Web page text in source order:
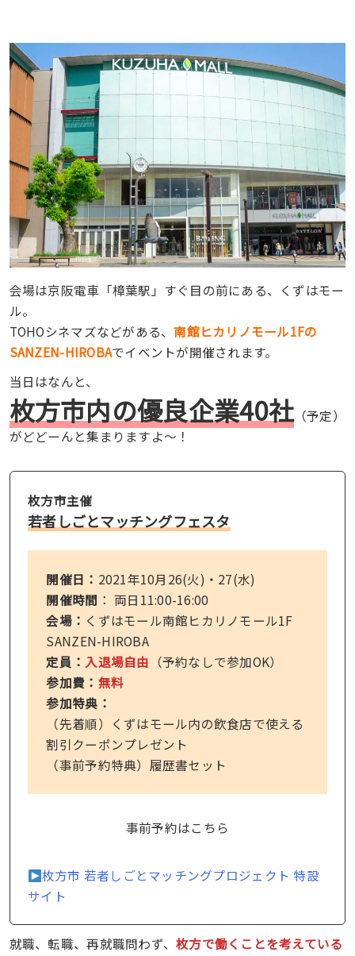
会場は京阪電車「樟葉駅」すぐ目の前にある、くずはモー
ル。
TOHOシネマズなどがある、南館ヒカリノモール1Fの
SANZEN-HIROBAでイベントが開催されます。
当日はなんと、
枚方市内の優良企業40社（予定）
がどどーんと集まりますよ〜！
枚方市主催
若者しごとマッチングフェスタ
開催日： 2021年10月26(火)・27(水)
開催時間 ： 両日11:00-16:00
会場： くずはモール南館ヒカリノモール1F
SANZEN-HIROBA
定員： 入退場自由 （予約なしで参加OK）
参加費： 無料
参加特典：
（先着順）くずはモール内の飲食店で使える
割引クーポンプレゼント
（事前予約特典）履歴書セット
事前予約はこちら
枚方市 若者しごとマッチングプロジェクト 特設
サイト
就職、転職、再就職問わず、枚方で働くことを考えている